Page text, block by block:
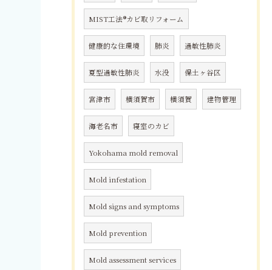
MIST工法®カビ取リフォーム
健康的な住環境 肺炎 過敏性肺炎
夏型過敏性肺炎 水没 保土ヶ谷区
宮津市 横須賀市 横須賀 建物管理
海老名市 寝室のカビ
Yokohama mold removal
Mold infestation
Mold signs and symptoms
Mold prevention
Mold assessment services